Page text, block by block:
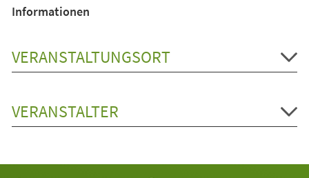
Informationen
VERANSTALTUNGSORT
VERANSTALTER